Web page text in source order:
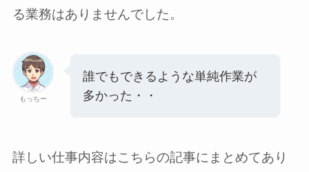
る業務はありませんでした。
もっちー
誰でもできるような単純作業が
多かった・・
詳しい仕事内容はこちらの記事にまとめてあり